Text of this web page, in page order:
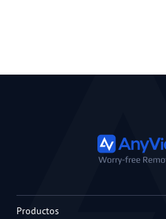
Productos